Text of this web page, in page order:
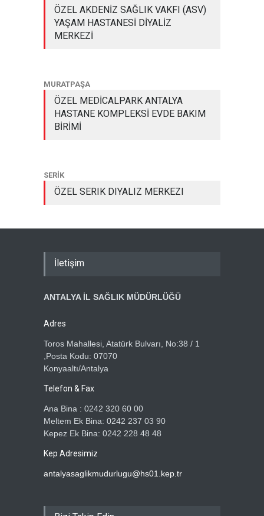
ÖZEL AKDENİZ SAĞLIK VAKFI (ASV)
YAŞAM HASTANESİ DİYALİZ
MERKEZİ
MURATPAŞA
ÖZEL MEDİCALPARK ANTALYA
HASTANE KOMPLEKSİ EVDE BAKIM
BİRİMİ
SERİK
ÖZEL SERIK DIYALIZ MERKEZI
İletişim
ANTALYA İL SAĞLIK MÜDÜRLÜĞÜ
Adres
Toros Mahallesi, Atatürk Bulvarı, No:38 / 1
,Posta Kodu: 07070
Konyaaltı/Antalya
Telefon & Fax
Ana Bina : 0242 320 60 00
Meltem Ek Bina: 0242 237 03 90
Kepez Ek Bina: 0242 228 48 48
Kep Adresimiz
antalyasaglikmudurlugu@hs01.kep.tr